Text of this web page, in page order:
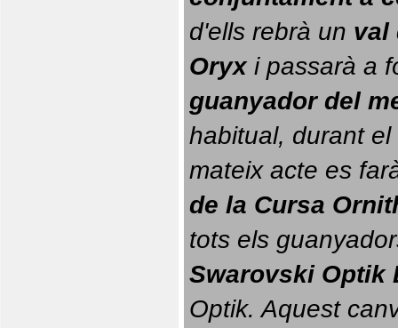
d'ells rebrà un val
Oryx i passarà a
guanyador del
habitual, durant el
mateix acte es
de la Cursa
tots els
Swarovski Optik
Optik. Aquest